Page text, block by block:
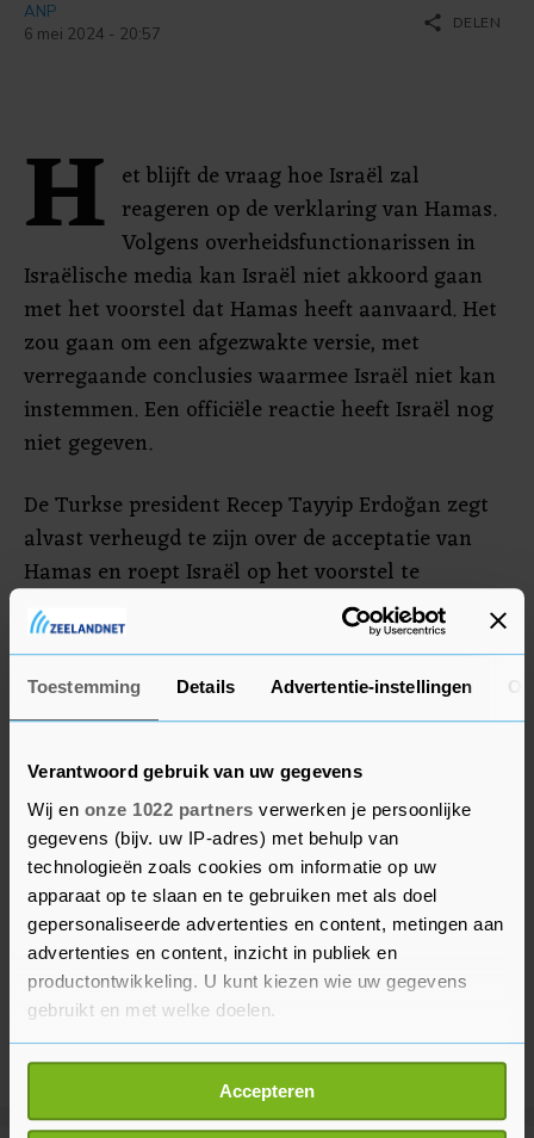
Toestemming Details Advertentie-instellingen
Verantwoord gebruik van uw gegevens
Wij en onze 1022 partners verwerken je persoonlijke
gegevens (bijv. uw IP-adres) met behulp van
technologieën zoals cookies om informatie op uw
apparaat op te slaan en te gebruiken met als doel
gepersonaliseerde advertenties en content, metingen aan
advertenties en content, inzicht in publiek en
productontwikkeling. U kunt kiezen wie uw gegevens
gebruikt en met welke doelen.
Als u het toestaat, willen we ook graag:
Informatie verzamelen over uw geografische
locatie, die tot een paar meter nauwkeurig kan zijn
Accepteren
ANP
6 mei 2024 - 20:57
share DELEN
H et blijft de vraag hoe Israël zal
reageren op de verklaring van Hamas.
Volgens overheidsfunctionarissen in
Israëlische media kan Israël niet akkoord gaan
met het voorstel dat Hamas heeft aanvaard. Het
zou gaan om een afgezwakte versie, met
verregaande conclusies waarmee Israël niet kan
instemmen. Een officiële reactie heeft Israël nog
niet gegeven.
De Turkse president Recep Tayyip Erdoğan zegt
alvast verheugd te zijn over de acceptatie van
Hamas en roept Israël op het voorstel te
accepteren. Hij vraagt ook westerse leiders om
druk uit te oefenen op Israël.